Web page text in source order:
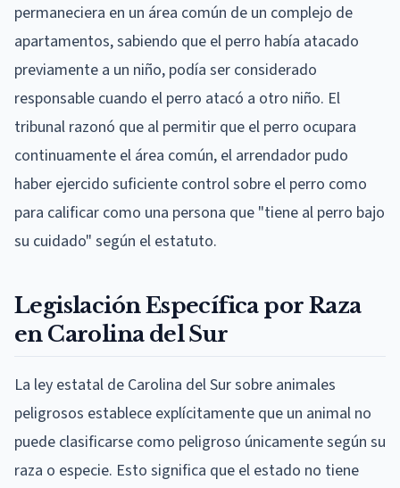
permaneciera en un área común de un complejo de
apartamentos, sabiendo que el perro había atacado
previamente a un niño, podía ser considerado
responsable cuando el perro atacó a otro niño. El
tribunal razonó que al permitir que el perro ocupara
continuamente el área común, el arrendador pudo
haber ejercido suficiente control sobre el perro como
para calificar como una persona que "tiene al perro bajo
su cuidado" según el estatuto.
Legislación Específica por Raza
en Carolina del Sur
La ley estatal de Carolina del Sur sobre animales
peligrosos establece explícitamente que un animal no
puede clasificarse como peligroso únicamente según su
raza o especie. Esto significa que el estado no tiene